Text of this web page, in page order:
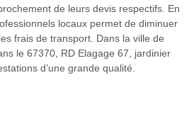
de leurs devis respectifs. En
locaux permet de diminuer
frais de transport. Dans la ville de
le 67370, RD Elagage 67, jardinier
d’une grande qualité.